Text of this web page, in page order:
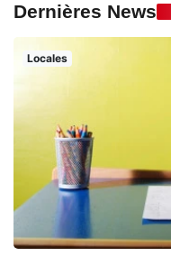
Dernières News
Locales